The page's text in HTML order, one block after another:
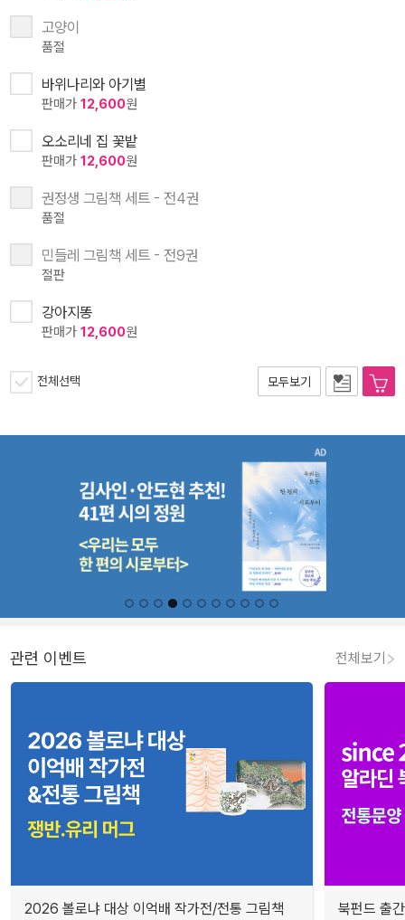
고양이
품절
바위나리와 아기별
판매가 12,600원
오소리네 집 꽃밭
판매가 12,600원
권정생 그림책 세트 - 전4권
품절
민들레 그림책 세트 - 전9권
절판
강아지똥
판매가 12,600원
전체선택 모두보기
관련 이벤트 전체보기
2026 볼로냐 대상 이억배 작가전/전통 그림책 북펀드 출